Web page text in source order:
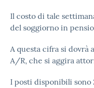
Il costo di tale
del soggiorno in
A questa cifra si dovrà
A/R, che si aggira
I posti disponibili